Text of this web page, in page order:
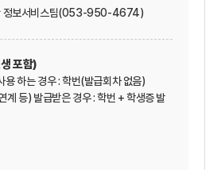
정보서비스팀(053-950-4674)
포함)
용 하는 경우 : 학번(발급회차 없음)
계 등) 발급받은 경우 : 학번 + 학생증 발